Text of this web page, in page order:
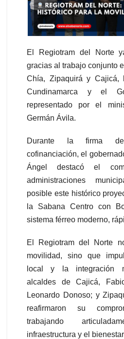
El Regiotram del Norte
gracias al trabajo conjunto
Chía, Zipaquirá y Cajicá,
Cundinamarca y el
representado por el
Germán Ávila.
Durante la firma
cofinanciación, el
Ángel destacó el
administraciones
posible este histórico
la Sabana Centro con
sistema férreo moderno,
El Regiotram del Norte
movilidad, sino que
local y la integración
alcaldes de Cajicá,
Leonardo Donoso; y
reafirmaron su
trabajando
infraestructura y el